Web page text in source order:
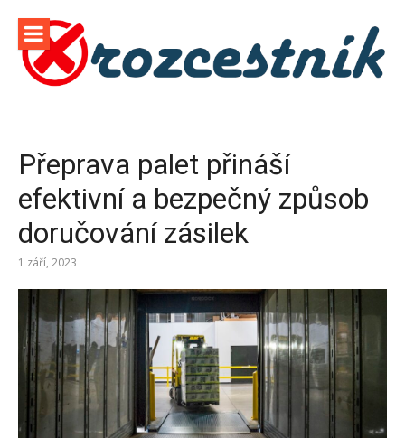
obsah
Přeprava palet přináší
efektivní a bezpečný způsob
doručování zásilek
1 září, 2023